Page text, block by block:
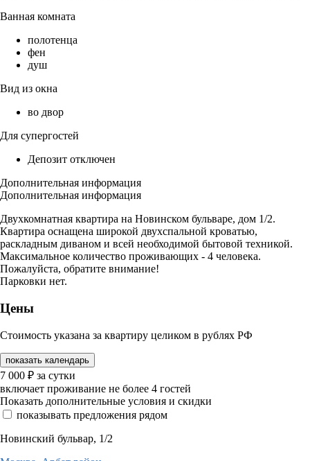
Ванная комната
полотенца
фен
душ
Вид из окна
во двор
Для супергостей
Депозит отключен
Дополнительная информация
Дополнительная информация
Двухкомнатная квартира на Новинском бульваре, дом 1/2.
Квартира оснащена широкой двухспальной кроватью,
раскладным диваном и всей необходимой бытовой техникой.
Максимальное количество проживающих - 4 человека.
Пожалуйста, обратите внимание!
Парковки нет.
Цены
Стоимость указана за квартиру целиком в рублях РФ
показать календарь
7 000 ₽ за сутки
включает проживание не более 4 гостей
Показать дополнительные условия и скидки
показывать предложения рядом
Новинский бульвар, 1/2